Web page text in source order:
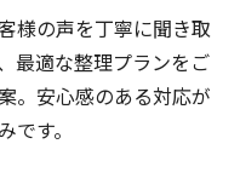
様の声を丁寧に聞き取
最適な整理プランをご
。安心感のある対応が
です。